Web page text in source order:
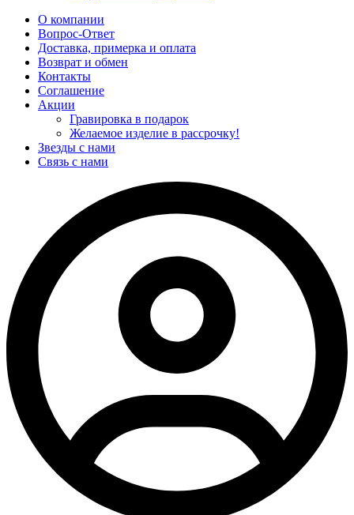
О компании
Вопрос-Ответ
Доставка, примерка и оплата
Возврат и обмен
Контакты
Соглашение
Акции
Гравировка в подарок
Желаемое изделие в рассрочку!
Звезды с нами
Связь с нами